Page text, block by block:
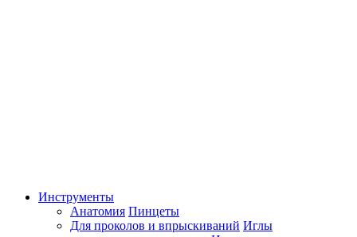
Инструменты
Анатомия Пинцеты
Для проколов и впрыскиваний Иглы